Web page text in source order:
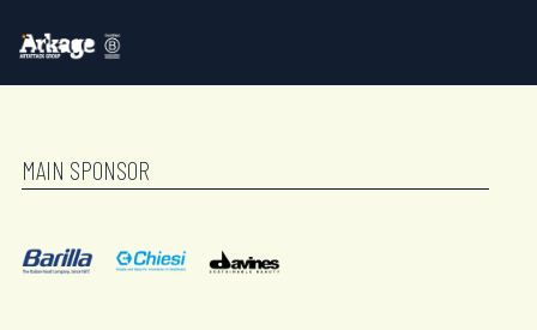
MAIN SPONSOR